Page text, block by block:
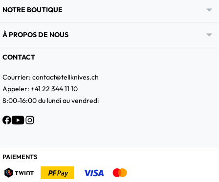
NOTRE BOUTIQUE 
À PROPOS DE NOUS 
CONTACT
Courrier: contact@tellknives.ch
Appeler: +41 22 344 11 10
8:00-16:00 du lundi au vendredi
PAIEMENTS